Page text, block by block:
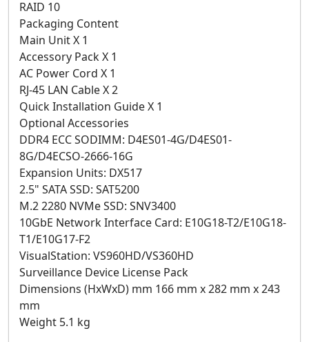
RAID 10
Packaging Content
Main Unit X 1
Accessory Pack X 1
AC Power Cord X 1
RJ-45 LAN Cable X 2
Quick Installation Guide X 1
Optional Accessories
DDR4 ECC SODIMM: D4ES01-4G/D4ES01-
8G/D4ECSO-2666-16G
Expansion Units: DX517
2.5" SATA SSD: SAT5200
M.2 2280 NVMe SSD: SNV3400
10GbE Network Interface Card: E10G18-T2/E10G18-
T1/E10G17-F2
VisualStation: VS960HD/VS360HD
Surveillance Device License Pack
Dimensions (HxWxD) mm 166 mm x 282 mm x 243
mm
Weight 5.1 kg